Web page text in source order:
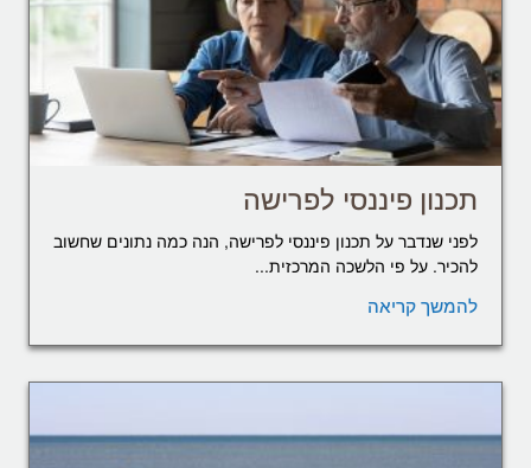
תכנון פיננסי לפרישה
לפני שנדבר על תכנון פיננסי לפרישה, הנה כמה נתונים שחשוב
להכיר. על פי הלשכה המרכזית...
להמשך קריאה